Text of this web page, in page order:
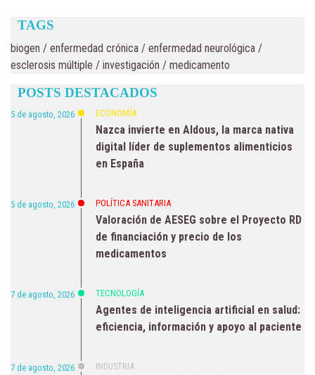
TAGS
biogen / enfermedad crónica / enfermedad neurológica /
esclerosis múltiple / investigación / medicamento
POSTS DESTACADOS
5 de agosto, 2026 ECONOMÍA
Nazca invierte en Aldous, la marca nativa
digital líder de suplementos alimenticios
en España
5 de agosto, 2026 POLÍTICA SANITARIA
Valoración de AESEG sobre el Proyecto RD
de financiación y precio de los
medicamentos
7 de agosto, 2026 TECNOLOGÍA
Agentes de inteligencia artificial en salud:
eficiencia, información y apoyo al paciente
7 de agosto, 2026 INDUSTRIA